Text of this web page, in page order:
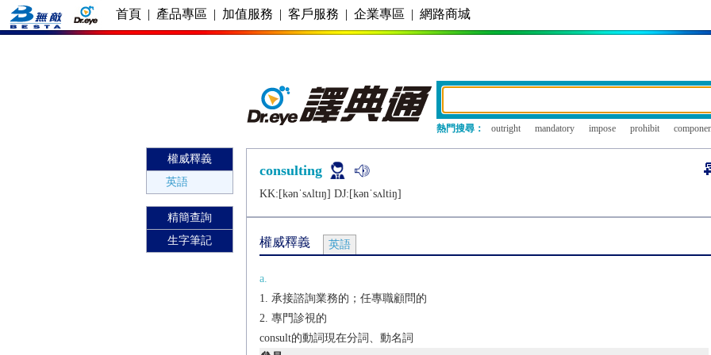
首頁 | 產品專區 | 加值服務 | 客戶服務 | 企業專區 | 網路商城
熱門搜尋： outright mandatory impose prohibit
權威釋義
英語
精簡查詢
生字筆記
consulting
KK:[kǝnˈsʌltɪŋ] DJ:[kǝnˈsʌltiŋ]
權威釋義 英語
a.
承接諮詢業務的；任專職顧問的
專門診視的
consult的動詞現在分詞、動名詞